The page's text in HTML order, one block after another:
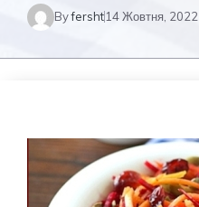
Byfersht14 Жовтня, 2022